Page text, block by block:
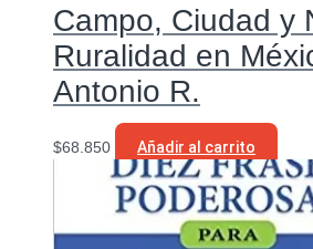
Campo, Ciudad y
Ruralidad en
Antonio R.
$68.850 Añadir al carrito